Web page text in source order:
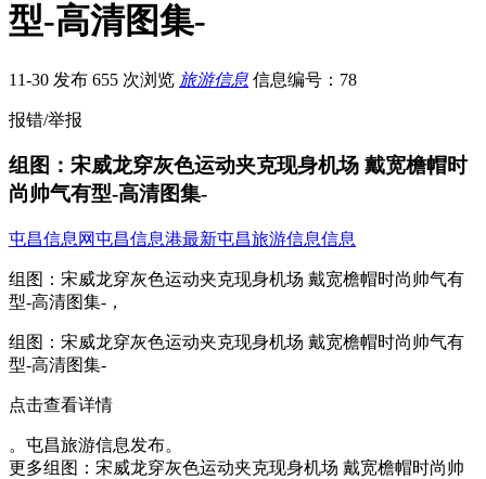
型-高清图集-
11-30 发布 655 次浏览 旅游信息 信息编号：78
报错/举报
组图：宋威龙穿灰色运动夹克现身机场 戴宽檐帽时
尚帅气有型-高清图集-
屯昌信息网屯昌信息港最新屯昌旅游信息信息
组图：宋威龙穿灰色运动夹克现身机场 戴宽檐帽时尚帅气有
型-高清图集-，
组图：宋威龙穿灰色运动夹克现身机场 戴宽檐帽时尚帅气有
型-高清图集-
点击查看详情
。屯昌旅游信息发布。
更多组图：宋威龙穿灰色运动夹克现身机场 戴宽檐帽时尚帅